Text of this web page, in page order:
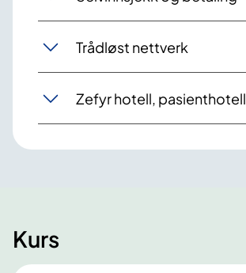
Trådløst nettverk
Zefyr hotell, pasienthotell
Kurs